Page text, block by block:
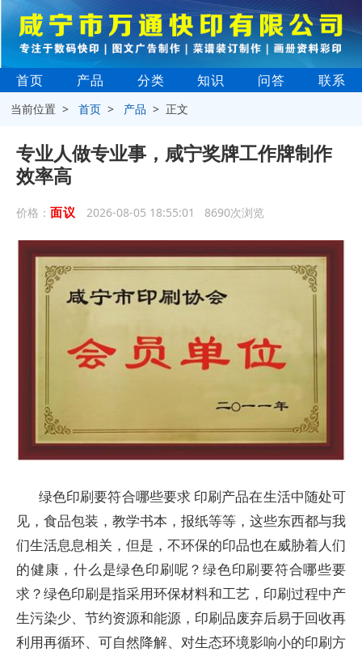
首页 产品 分类 知识 问答 联系
当前位置 >首页 > 产品 > 正文
专业人做专业事，咸宁奖牌工作牌制作
效率高
价格： 面议 2026-08-05 18:55:01 8690次浏览
绿色印刷要符合哪些要求 印刷产品在生活中随处可
见，食品包装，教学书本，报纸等等，这些东西都与我
们生活息息相关，但是，不环保的印品也在威胁着人们
的健康，什么是绿色印刷呢？绿色印刷要符合哪些要
求？绿色印刷是指采用环保材料和工艺，印刷过程中产
生污染少、节约资源和能源，印刷品废弃后易于回收再
利用再循环、可自然降解、对生态环境影响小的印刷方